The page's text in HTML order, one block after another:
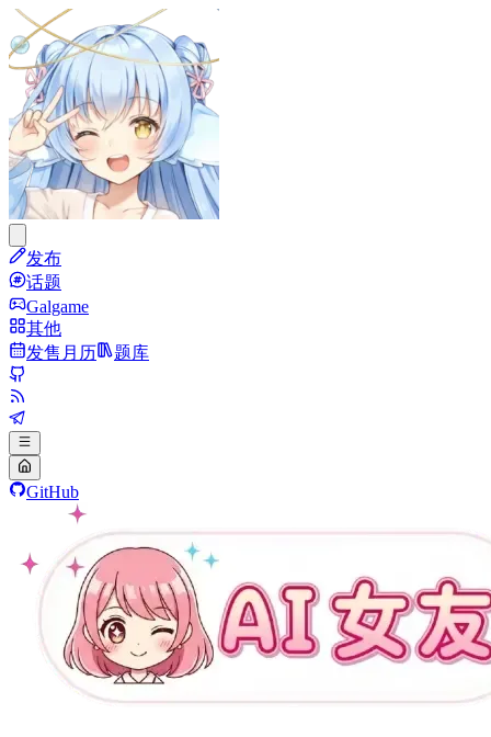
发布
话题
Galgame
其他
发售月历
题库
GitHub